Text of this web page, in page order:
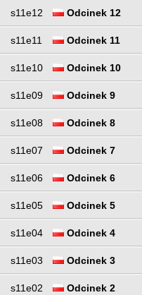
s11e12 Odcinek 12
s11e11 Odcinek 11
s11e10 Odcinek 10
s11e09 Odcinek 9
s11e08 Odcinek 8
s11e07 Odcinek 7
s11e06 Odcinek 6
s11e05 Odcinek 5
s11e04 Odcinek 4
s11e03 Odcinek 3
s11e02 Odcinek 2